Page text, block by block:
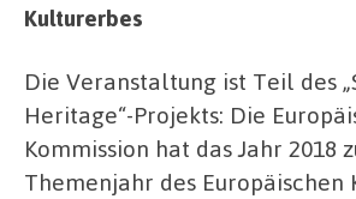
Kulturerbes
Die Veranstaltung ist Teil des
Heritage“-Projekts: Die
Kommission hat das Jahr 2018
Themenjahr des Europäischen